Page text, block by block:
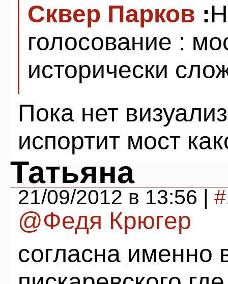
Сквер Парков :
голосование :
исторически
Пока нет
испортит мост
Татьяна
21/09/2012 в 13:56 |
@Федя Крюгер
согласна именно